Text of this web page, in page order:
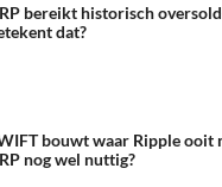
bereikt historisch
dat?
bouwt waar Ripple ooit
nog wel nuttig?